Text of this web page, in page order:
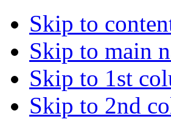
Skip to
Skip to main
Skip to 1st
Skip to 2nd